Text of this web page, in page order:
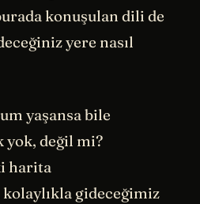
konuşulan dili de
yere nasıl
yaşansa bile
yok, değil mi?
harita
gideceğimiz